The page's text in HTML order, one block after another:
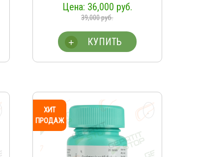
36,000 руб.
39,000руб.
КУПИТЬ
+
ХИТ
ПРОДАЖ